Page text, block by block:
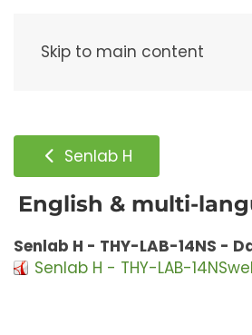
Skip to main content
Senlab H
English & multi-
Senlab H - THY-LAB-14NS -
Senlab H - THY-LAB-